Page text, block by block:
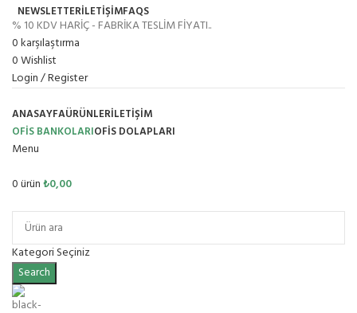
NEWSLETTERİLETİŞİMFAQS
% 10 KDV HARİÇ - FABRİKA TESLİM FİYATI..
0karşılaştırma
0Wishlist
Login / Register
ANASAYFAÜRÜNLERİLETIŞIM
OFİS BANKOLARIOFIS DOLAPLARI
Menu
0ürün₺0,00
Kategori Seçiniz
Search